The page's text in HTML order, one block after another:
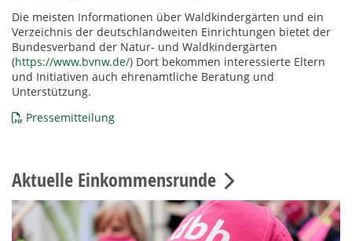
Die meisten Informationen über Waldkindergärten und ein
Verzeichnis der deutschlandweiten Einrichtungen bietet der
Bundesverband der Natur- und Waldkindergärten
(https://www.bvnw.de/) Dort bekommen interessierte Eltern
und Initiativen auch ehrenamtliche Beratung und
Unterstützung.
Pressemitteilung
Aktuelle Einkommensrunde